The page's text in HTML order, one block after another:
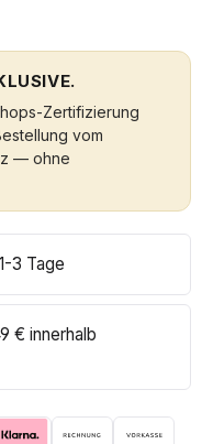
Zertifizierung
vom
— ohne
3 Tage
€ innerhalb